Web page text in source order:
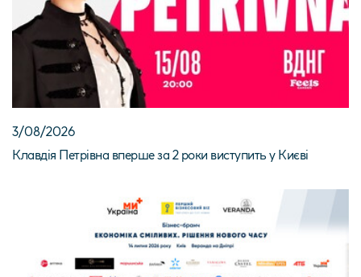
3/08/2026
Клавдія Петрівна вперше за 2 роки виступить у Києві